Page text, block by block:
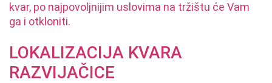
kvar, po najpovoljnijim uslovima na tržištu će Vam
ga i otkloniti.
LOKALIZACIJA KVARA
RAZVIJAČICE